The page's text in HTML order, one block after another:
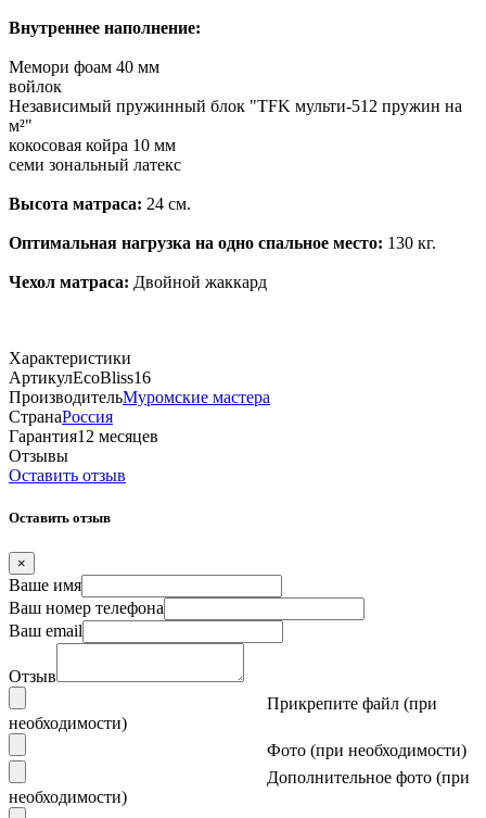
Внутреннее наполнение:
Мемори фоам 40 мм
войлок
Независимый пружинный блок "TFK мульти-512 пружин на
м²"
кокосовая койра 10 мм
семи зональный латекс
Высота матраса: 24 см.
Оптимальная нагрузка на одно спальное место: 130 кг.
Чехол матраса: Двойной жаккард
Характеристики
АртикулEcoBliss16
ПроизводительМуромские мастера
СтранаРоссия
Гарантия12 месяцев
Отзывы
Оставить отзыв
Оставить отзыв
×
Ваше имя
Ваш номер телефона
Ваш email
Отзыв
Прикрепите файл (при
необходимости)
Фото (при необходимости)
Дополнительное фото (при
необходимости)